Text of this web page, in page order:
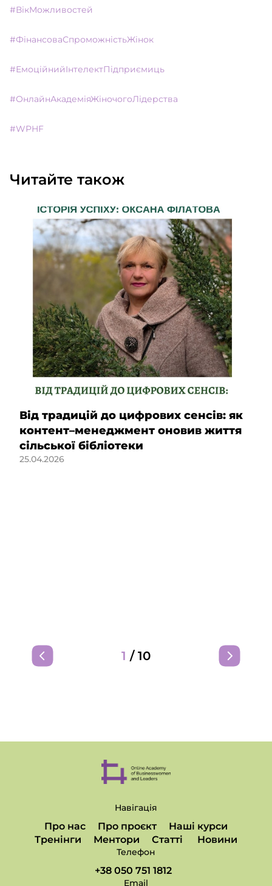
#ВікМожливостей
#ФінансоваСпроможністьЖінок
#ЕмоційнийІнтелектПідприємиць
#ОнлайнАкадеміяЖіночогоЛідерства
#WPHF
Читайте також
Від традицій до цифрових сенсів: як
контент–менеджмент оновив життя
сільської бібліотеки
25.04.2026
1 / 10
Навігація
Про нас Про проєкт
Наші курси
Тренінги
Ментори Статті Новини
Телефон
+38 050 751 1812
Email